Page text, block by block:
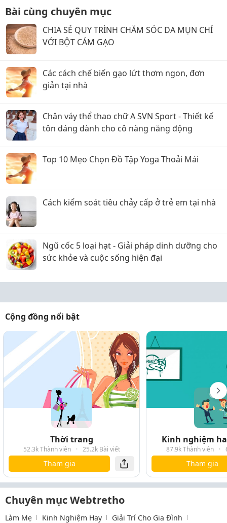
Bài cùng chuyên mục
CHIA SẺ QUY TRÌNH CHĂM SÓC DA MỤN CHỈ
VỚI BỘT CÁM GẠO
Các cách chế biến gạo lứt thơm ngon, đơn
giản tại nhà
Chân váy thể thao chữ A SVN Sport - Thiết kế
tôn dáng dành cho cô nàng năng động
Top 10 Mẹo Chọn Đồ Tập Yoga Thoải Mái
Cách kiểm soát tiêu chảy cấp ở trẻ em tại nhà
Ngũ cốc 5 loại hạt - Giải pháp dinh dưỡng cho
sức khỏe và cuộc sống hiện đại
Cộng đồng nổi bật
Thời trang
52.3k Thành viên · 25.2k Bài viết
Tham gia
Kinh nghiệm
87.9k Thành viên ·
Tham gia
Chuyên mục Webtretho
Làm Mẹ Kinh Nghiệm Hay Giải Trí Cho Gia Đình